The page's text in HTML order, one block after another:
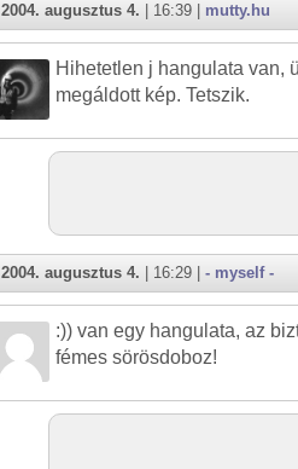
2004. augusztus 4. | 16:39 | mutty.hu
Hihetetlen j hangulata van,
megáldott kép. Tetszik.
2004. augusztus 4. | 16:29 | - myself -
:)) van egy hangulata, az
fémes sörösdoboz!